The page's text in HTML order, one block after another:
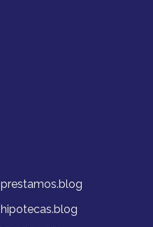
prestamos.blog
hipotecas.blog